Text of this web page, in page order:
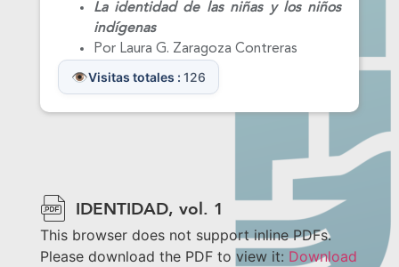
La identidad de las niñas y los niños
indígenas
Por Laura G. Zaragoza Contreras
Visitas totales : 126
IDENTIDAD, vol. 1
This browser does not support inline PDFs.
Please download the PDF to view it: Download